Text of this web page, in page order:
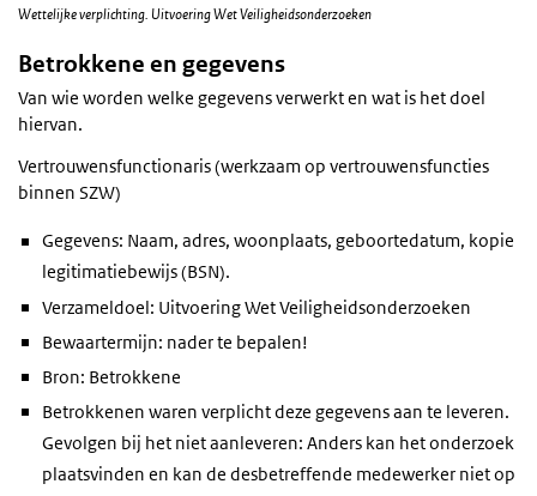
Wettelijke verplichting. Uitvoering Wet Veiligheidsonderzoeken
Betrokkene en gegevens
Van wie worden welke gegevens verwerkt en wat is het doel
hiervan.
Vertrouwensfunctionaris (werkzaam op vertrouwensfuncties
binnen SZW)
Gegevens: Naam, adres, woonplaats, geboortedatum, kopie
legitimatiebewijs (BSN).
Verzameldoel: Uitvoering Wet Veiligheidsonderzoeken
Bewaartermijn: nader te bepalen!
Bron: Betrokkene
Betrokkenen waren verplicht deze gegevens aan te leveren.
Gevolgen bij het niet aanleveren: Anders kan het onderzoek
plaatsvinden en kan de desbetreffende medewerker niet op